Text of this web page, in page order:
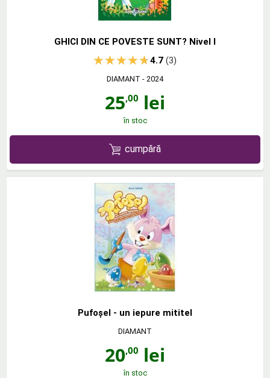
GHICI DIN CE POVESTE SUNT? Nivel I
4.7(3)
DIAMANT - 2024
25,00 lei
în stoc
cumpără
Pufoşel - un iepure mititel
DIAMANT
20,00 lei
în stoc